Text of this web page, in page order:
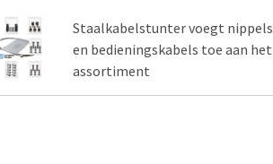
Staalkabelstunter voegt nippels
en bedieningskabels toe aan het
assortiment